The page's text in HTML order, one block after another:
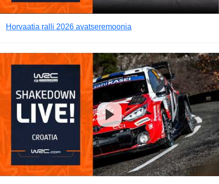
Horvaatia ralli 2026 avatseremoonia